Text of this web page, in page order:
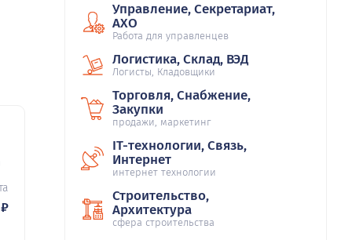
₽
Управление, Секретариат,
АХО
Работа для управленцев
Логистика, Склад, ВЭД
Логисты, Кладовщики
Торговля, Снабжение,
Закупки
продажи, маркетинг
IT-технологии, Связь,
Интернет
интернет технологии
Строительство,
Архитектура
сфера строительства